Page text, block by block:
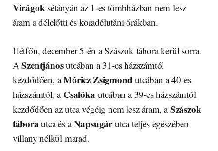
Virágok sétányán az 1-es tömbházban nem lesz
áram a délelőtti és koradélutáni órákban.
Hétfőn, december 5-én a Szászok tábora kerül sorra.
ASzentjánosutcában a 31-es házszámtól
kezdődően, aMóricz Zsigmond utcában a 40-es
házszámtól, a Csalóka utcában a 39-es házszámtól
kezdődően az utca végéig nem lesz áram, aSzászok
tábora utca és aNapsugárutca teljes egészében
villany nélkül marad.